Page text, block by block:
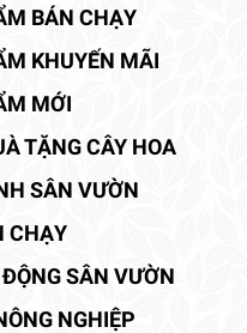
BÁN CHẠY
KHUYẾN MÃI
MỚI
TẶNG CÂY HOA
SÂN VƯỜN
CHẠY
SÂN VƯỜN
NGHIỆP